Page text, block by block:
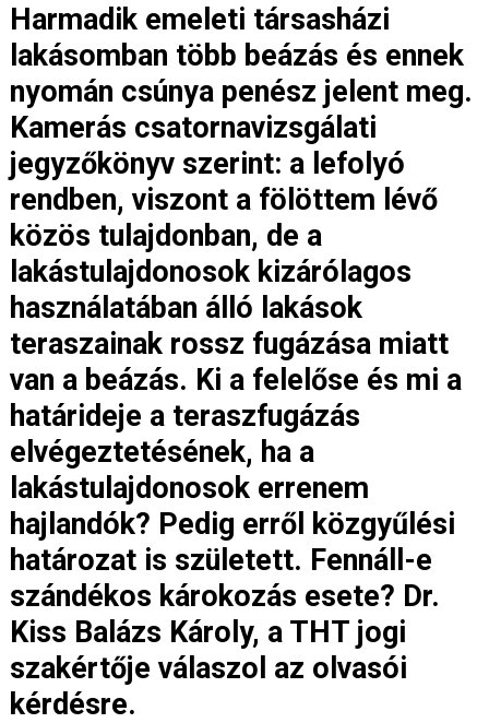
Harmadik emeleti társasházi
lakásomban több beázás és ennek
nyomán csúnya penész jelent meg.
Kamerás csatornavizsgálati
jegyzőkönyv szerint: a lefolyó
rendben, viszont a fölöttem lévő
közös tulajdonban, de a
lakástulajdonosok kizárólagos
használatában álló lakások
teraszainak rossz fugázása miatt
van a beázás. Ki a felelőse és mi a
határideje a teraszfugázás
elvégeztetésének, ha a
lakástulajdonosok errenem
hajlandók? Pedig erről közgyűlési
határozat is született. Fennáll-e
szándékos károkozás esete? Dr.
Kiss Balázs Károly, a THT jogi
szakértője válaszol az olvasói
kérdésre.